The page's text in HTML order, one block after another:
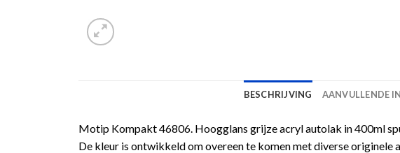
BESCHRIJVING AANVULLENDE
Motip Kompakt 46806. Hoogglans grijze acryl autolak in 400ml
De kleur is ontwikkeld om overeen te komen met diverse